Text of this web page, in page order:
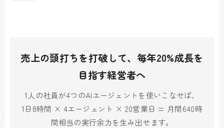
売上の頭打ちを打破して、毎年20%成長を
目指す経営者へ
1人の社員が4つのAIエージェントを使いこなせば、
1日8時間 × 4エージェント × 20営業日 = 月間640時
間相当の実行余力を生み出せます。